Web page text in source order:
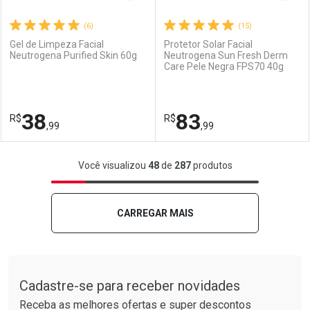
Comprar sem Desconto
Por R$ 186,99/cada
Por R$ 186,99/cada
Ativar Desconto
Comprar sem Desconto
Por R$ 58,99/cada
Por R$ 58,99/cada
(6)
Gel de Limpeza Facial
Neutrogena Purified Skin 60g
R$38,99
FECHAR
Laboratório
FECHAR
Por Menos
(15)
Protetor Solar Facial
Neutrogena Sun Fresh Derm
Care Pele Negra FPS70 40g
R$83,99
Laboratório
Por Menos
Você visualizou 48de 287produtos
CARREGAR MAIS
Cadastre-se para receber novidades
Receba as melhores ofertas e super descontos